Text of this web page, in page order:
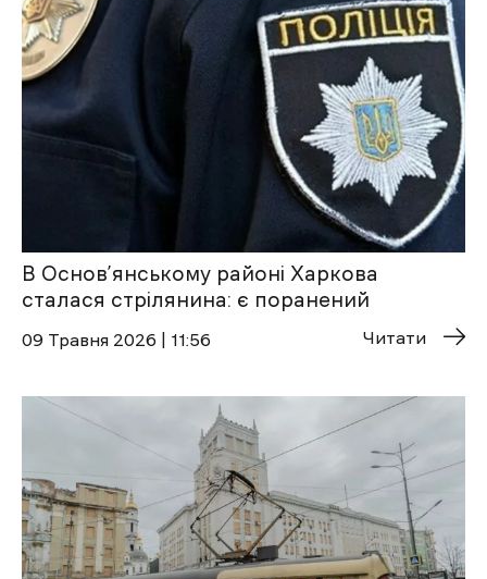
В Основ’янському районі Харкова
сталася стрілянина: є поранений
09 Травня 2026 | 11:56 Читати